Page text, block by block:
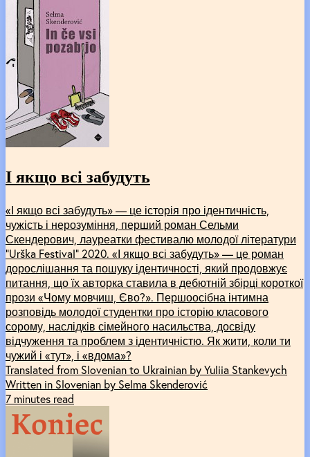
І якщо всі забудуть
«І якщо всі забудуть» — це історія про ідентичність,
чужість і нерозуміння, перший роман Сельми
Скендерович, лауреатки фестивалю молодої літератури
“Urška Festival” 2020. «І якщо всі забудуть» — це роман
дорослішання та пошуку ідентичності, який продовжує
питання, що їх авторка ставила в дебютній збірці короткої
прози «Чому мовчиш, Єво?». Першоосібна інтимна
розповідь молодої студентки про історію класового
сорому, наслідків сімейного насильства, досвіду
відчуження та проблем з ідентичністю. Як жити, коли ти
чужий і «тут», і «вдома»?
Translated from Slovenian to Ukrainian by Yuliia Stankevych
Written in Slovenian by Selma Skenderović
7 minutes read